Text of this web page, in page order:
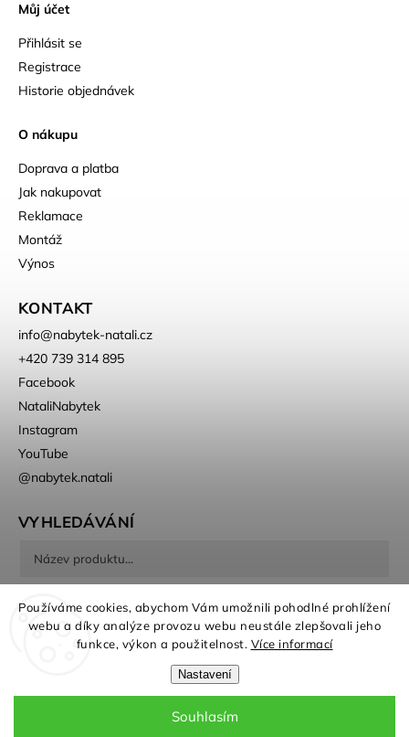
Používáme cookies, abychom Vám umožnili pohodlné prohlížení
webu a díky analýze provozu webu neustále zlepšovali jeho
funkce, výkon a použitelnost. Více informací
Nastavení
Souhlasím
Můj účet
Přihlásit se
Registrace
Historie objednávek
O nákupu
Doprava a platba
Jak nakupovat
Reklamace
Montáž
Výnos
KONTAKT
info@nabytek-natali.cz
+420 739 314 895
Facebook
NataliNabytek
Instagram
YouTube
@nabytek.natali
VYHLEDÁVÁNÍ
Hledat